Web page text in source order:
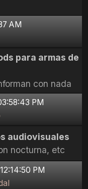
AM
para armas de
con nada
PM
audiovisuales
nocturna, etc
PM